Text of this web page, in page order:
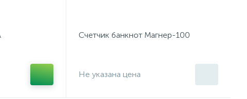
Счетчик банкнот Магнер-100
Не указана цена